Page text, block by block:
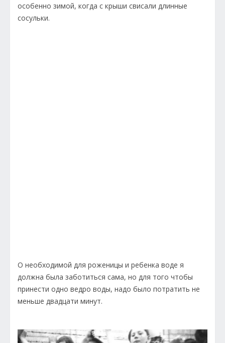
особенно зимой, когда с крыши свисали длинные
сосульки.
О необходимой для роженицы и ребенка воде я
должна была заботиться сама, но для того чтобы
принести одно ведро воды, надо было потратить не
меньше двадцати минут.